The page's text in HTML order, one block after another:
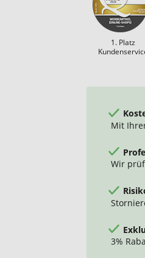
1. Platz
Mit
Wir
3%